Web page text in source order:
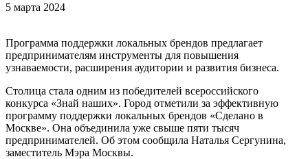
5 марта 2024
Программа поддержки локальных брендов предлагает
предпринимателям инструменты для повышения
узнаваемости, расширения аудитории и развития бизнеса.
Столица стала одним из победителей всероссийского
конкурса «Знай наших». Город отметили за эффективную
программу поддержки локальных брендов «Сделано в
Москве». Она объединила уже свыше пяти тысяч
предпринимателей. Об этом сообщила Наталья Сергунина,
заместитель Мэра Москвы.